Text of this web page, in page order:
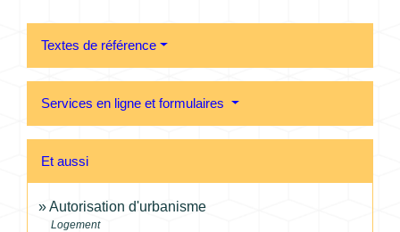
Textes de référence
Services en ligne et formulaires
Et aussi
Autorisation d'urbanisme
Logement